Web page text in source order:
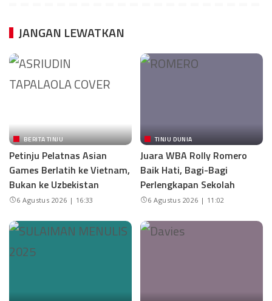
JANGAN LEWATKAN
BERITA TINJU
Petinju Pelatnas Asian
Games Berlatih ke Vietnam,
Bukan ke Uzbekistan
6 Agustus 2026 | 16:33
TINJU DUNIA
Juara WBA Rolly Romero
Baik Hati, Bagi-Bagi
Perlengkapan Sekolah
6 Agustus 2026 | 11:02